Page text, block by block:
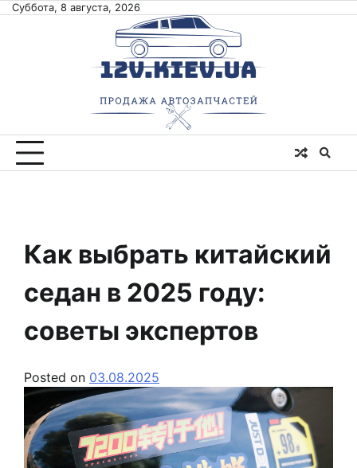
SkipСуббота, 8 августа, 2026
Как выбрать китайский
седан в 2025 году:
советы экспертов
Posted on 03.08.2025